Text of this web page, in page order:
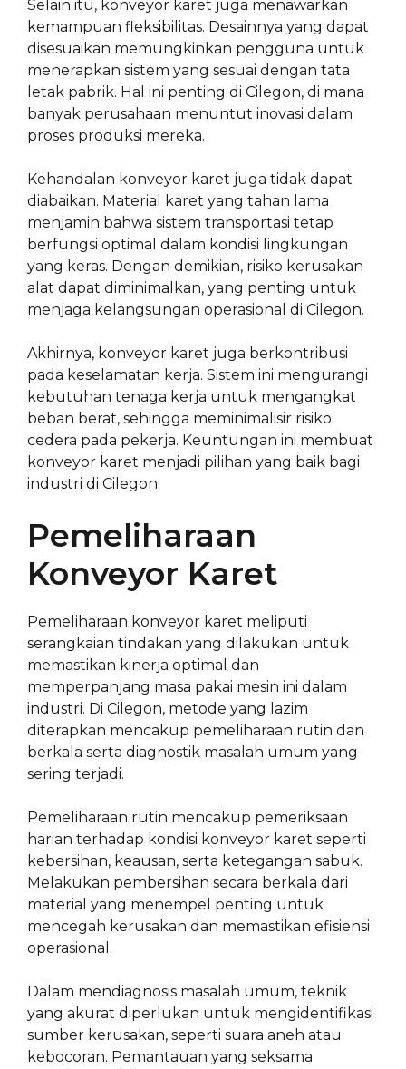
Selain itu, konveyor karet juga menawarkan
kemampuan fleksibilitas. Desainnya yang dapat
disesuaikan memungkinkan pengguna untuk
menerapkan sistem yang sesuai dengan tata
letak pabrik. Hal ini penting di Cilegon, di mana
banyak perusahaan menuntut inovasi dalam
proses produksi mereka.
Kehandalan konveyor karet juga tidak dapat
diabaikan. Material karet yang tahan lama
menjamin bahwa sistem transportasi tetap
berfungsi optimal dalam kondisi lingkungan
yang keras. Dengan demikian, risiko kerusakan
alat dapat diminimalkan, yang penting untuk
menjaga kelangsungan operasional di Cilegon.
Akhirnya, konveyor karet juga berkontribusi
pada keselamatan kerja. Sistem ini mengurangi
kebutuhan tenaga kerja untuk mengangkat
beban berat, sehingga meminimalisir risiko
cedera pada pekerja. Keuntungan ini membuat
konveyor karet menjadi pilihan yang baik bagi
industri di Cilegon.
Pemeliharaan
Konveyor Karet
Pemeliharaan konveyor karet meliputi
serangkaian tindakan yang dilakukan untuk
memastikan kinerja optimal dan
memperpanjang masa pakai mesin ini dalam
industri. Di Cilegon, metode yang lazim
diterapkan mencakup pemeliharaan rutin dan
berkala serta diagnostik masalah umum yang
sering terjadi.
Pemeliharaan rutin mencakup pemeriksaan
harian terhadap kondisi konveyor karet seperti
kebersihan, keausan, serta ketegangan sabuk.
Melakukan pembersihan secara berkala dari
material yang menempel penting untuk
mencegah kerusakan dan memastikan efisiensi
operasional.
Dalam mendiagnosis masalah umum, teknik
yang akurat diperlukan untuk mengidentifikasi
sumber kerusakan, seperti suara aneh atau
kebocoran. Pemantauan yang seksama